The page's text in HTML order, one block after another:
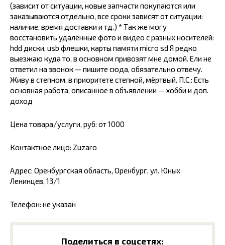
(зависит от ситуации, новые запчасти покупаются или
заказываются отдельно, все сроки зависят от ситуации:
наличие, время доставки и тд.) * Так же могу
восстановить удалённые фото и видео с разных носителей:
hdd диски, usb флешки, карты памяти micro sd Я редко
выезжаю куда то, в основном привозят мне домой. Ели не
ответил на звонок — пишите сюда, обязательно отвечу.
Живу в степном, в приоритете степной, мёртвый. П.С.: Есть
основная работа, описанное в объявлении — хобби и доп.
доход
Цена товара/услуги, руб: от 1000
Контактное лицо: Zuzaro
Адрес: Оренбургская область, Оренбург, ул. Юных
Ленинцев, 13/1
Телефон: не указан
Поделиться в соцсетях: